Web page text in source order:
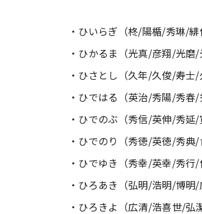
・ひいらぎ（柊/陽楯/秀琳/
・ひかるま（光真/彦翔/光
・ひさとし（久年/久俊/寿
・ひではる（英治/秀陽/秀
・ひでのぶ（秀信/英伸/秀
・ひでのり（秀徳/英徳/秀
・ひでゆき（秀幸/英幸/秀
・ひろあき（弘明/浩明/博
・ひろきよ（広清/浩喜世/弘